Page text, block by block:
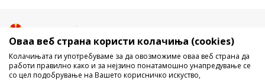
Оваа веб страна користи колачиња (cookies)
Колачињата ги употребуваме за да овозможиме оваа веб страна да
работи правилно како и за нејзино понатамошно унапредување се
со цел подобрување на Вашето корисничко искуство,